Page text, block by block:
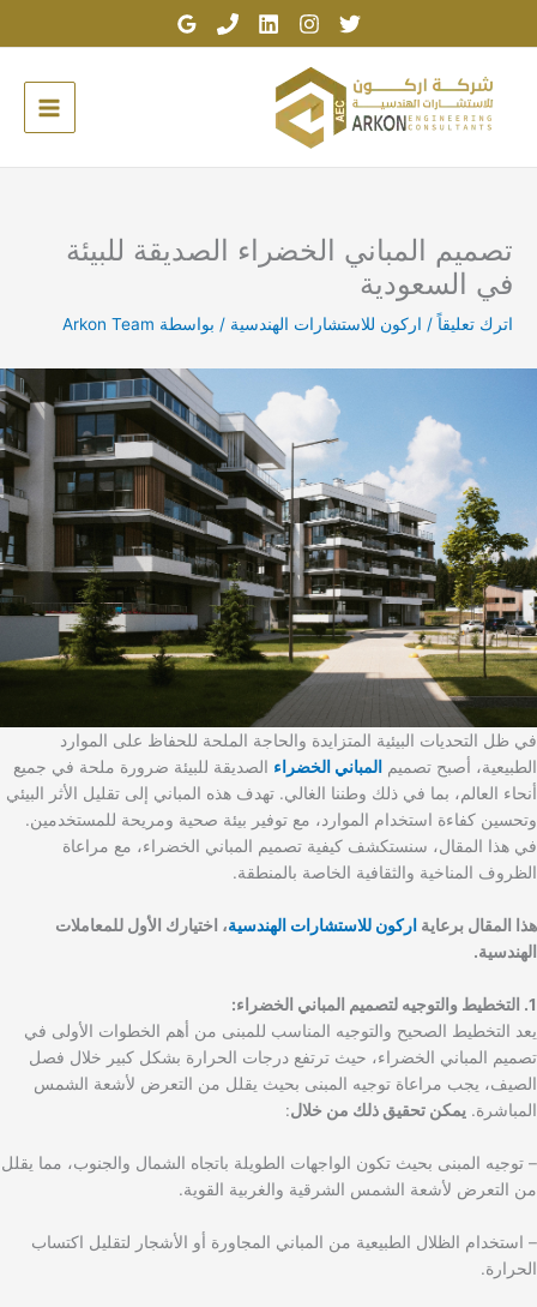
تصميم المباني الخضراء الصديقة للبيئة
في السعودية
اترك تعليقاً / اركون للاستشارات الهندسية / بواسطة Arkon Team
في ظل التحديات البيئية المتزايدة والحاجة الملحة للحفاظ على الموارد
الطبيعية، أصبح تصميم المباني الخضراء الصديقة للبيئة ضرورة ملحة في جميع
أنحاء العالم، بما في ذلك وطننا الغالي. تهدف هذه المباني إلى تقليل الأثر البيئي
وتحسين كفاءة استخدام الموارد، مع توفير بيئة صحية ومريحة للمستخدمين.
في هذا المقال، سنستكشف كيفية تصميم المباني الخضراء، مع مراعاة
الظروف المناخية والثقافية الخاصة بالمنطقة.
هذا المقال برعاية اركون للاستشارات الهندسية، اختيارك الأول للمعاملات
الهندسية.
1. التخطيط والتوجيه لتصميم المباني الخضراء:
يعد التخطيط الصحيح والتوجيه المناسب للمبنى من أهم الخطوات الأولى في
تصميم المباني الخضراء، حيث ترتفع درجات الحرارة بشكل كبير خلال فصل
الصيف، يجب مراعاة توجيه المبنى بحيث يقلل من التعرض لأشعة الشمس
المباشرة. يمكن تحقيق ذلك من خلال:
– توجيه المبنى بحيث تكون الواجهات الطويلة باتجاه الشمال والجنوب، مما يقلل
من التعرض لأشعة الشمس الشرقية والغربية القوية.
– استخدام الظلال الطبيعية من المباني المجاورة أو الأشجار لتقليل اكتساب
الحرارة.